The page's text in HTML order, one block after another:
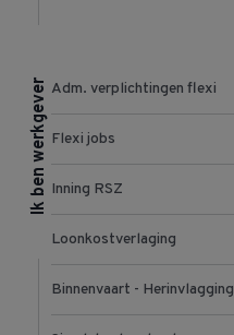
Ik ben werkgever Adm. verplichtingen flexi
Flexi jobs
Inning RSZ
Loonkostverlaging
Binnenvaart - Herinvlagging